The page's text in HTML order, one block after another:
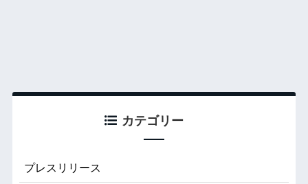
カテゴリー
プレスリリース